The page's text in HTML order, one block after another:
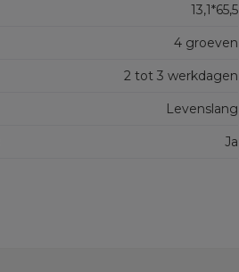
13,1*65,5
4 groeven
2 tot 3 werkdagen
Levenslang
Ja